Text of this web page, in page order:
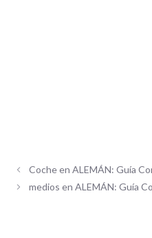
Coche en ALEMÁN: Guía
medios en ALEMÁN: Guía